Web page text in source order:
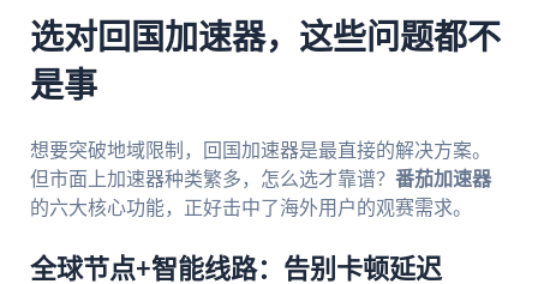
选对回国加速器，这些问题都不
是事
想要突破地域限制，回国加速器是最直接的解决方案。
但市面上加速器种类繁多，怎么选才靠谱？ 番茄加速器
的六大核心功能，正好击中了海外用户的观赛需求。
全球节点+智能线路：告别卡顿延迟